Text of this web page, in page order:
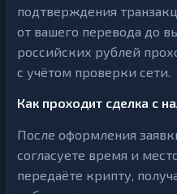
подтверждения
от вашего перевода до
российских рублей
с учётом проверки сети.
Как проходит сделка с
После оформления
согласуете время и
передаёте крипту,